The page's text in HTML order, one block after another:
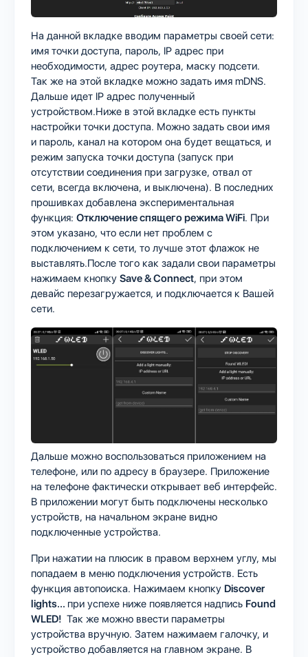
На данной вкладке вводим параметры своей сети:
имя точки доступа, пароль, IP адрес при
необходимости, адрес роутера, маску подсети.
Так же на этой вкладке можно задать имя mDNS.
Дальше идет IP адрес полученный
устройством.Ниже в этой вкладке есть пункты
настройки точки доступа. Можно задать свои имя
и пароль, канал на котором она будет вещаться, и
режим запуска точки доступа (запуск при
отсутствии соединения при загрузке, отвал от
сети, всегда включена, и выключена). В последних
прошивках добавлена экспериментальная
функция: Отключение спящего режима WiFi. При
этом указано, что если нет проблем с
подключением к сети, то лучше этот флажок не
выставлять.После того как задали свои параметры
нажимаем кнопку Save & Connect, при этом
девайс перезагружается, и подключается к Вашей
сети.
Дальше можно воспользоваться приложением на
телефоне, или по адресу в браузере. Приложение
на телефоне фактически открывает веб интерфейс.
В приложении могут быть подключены несколько
устройств, на начальном экране видно
подключенные устройства.
При нажатии на плюсик в правом верхнем углу, мы
попадаем в меню подключения устройств. Есть
функция автопоиска. Нажимаем кнопку Discover
lights... при успехе ниже появляется надпись Found
WLED! Так же можно ввести параметры
устройства вручную. Затем нажимаем галочку, и
устройство добавляется на главном экране. В